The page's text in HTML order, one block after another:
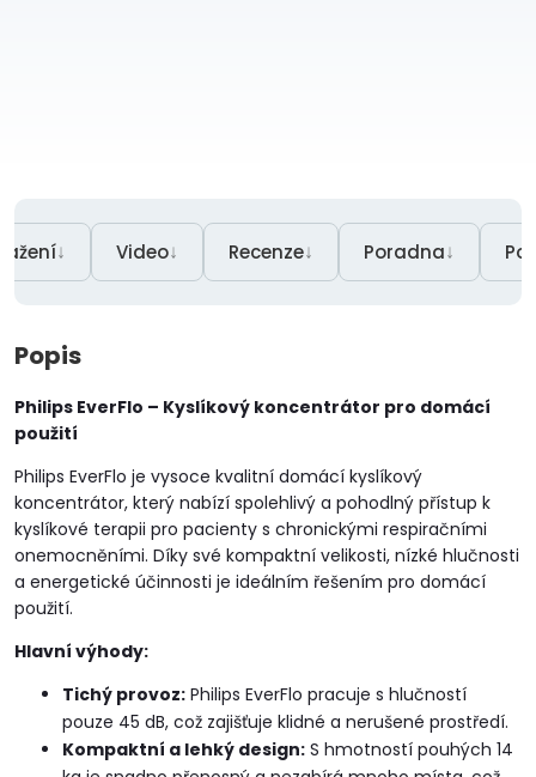
↓ Video↓ Recenze↓ Poradna↓
Popis
Philips EverFlo – Kyslíkový koncentrátor pro domácí
použití
Philips EverFlo je vysoce kvalitní domácí kyslíkový
koncentrátor, který nabízí spolehlivý a pohodlný přístup k
kyslíkové terapii pro pacienty s chronickými respiračními
onemocněními. Díky své kompaktní velikosti, nízké hlučnosti
a energetické účinnosti je ideálním řešením pro domácí
použití.
Hlavní výhody:
Tichý provoz: Philips EverFlo pracuje s hlučností
pouze 45 dB, což zajišťuje klidné a nerušené prostředí.
Kompaktní a lehký design: S hmotností pouhých 14